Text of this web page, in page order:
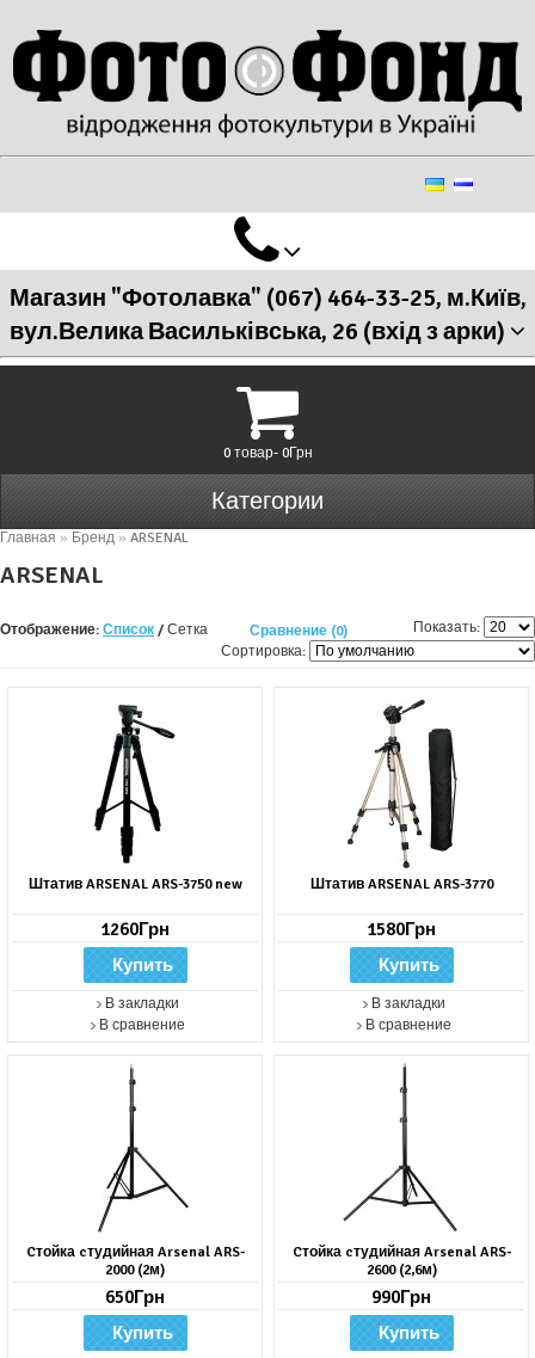
Магазин "Фотолавка" (067) 464-33-25, м.Київ,
вул.Велика Васильківська, 26 (вхід з арки)
0 товар- 0Грн
Категории
Главная » Бренд » ARSENAL
ARSENAL
Отображение: Список / Сетка Сравнение (0)
Показать:
Сортировка:
Штатив ARSENAL ARS-3750 new
1260Грн
В закладки
В сравнение
Штатив ARSENAL ARS-3770
1580Грн
В закладки
В сравнение
Cтойка cтудийная Arsenal ARS-
2000 (2м)
650Грн
Cтойка cтудийная Arsenal ARS-
2600 (2,6м)
990Грн